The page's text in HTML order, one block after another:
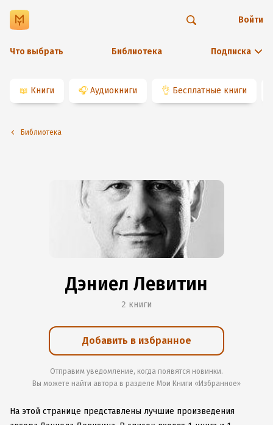
Что выбрать Библиотека Подписка
Войти
📖 Книги 🎧 Аудиокниги 👌 Бесплатные книги
Библиотека
Дэниел Левитин
2 книги
Добавить в избранное
Отправим уведомление, когда появятся новинки.
Вы можете найти автора в разделе Мои Книги «Избранное»
На этой странице представлены лучшие произведения